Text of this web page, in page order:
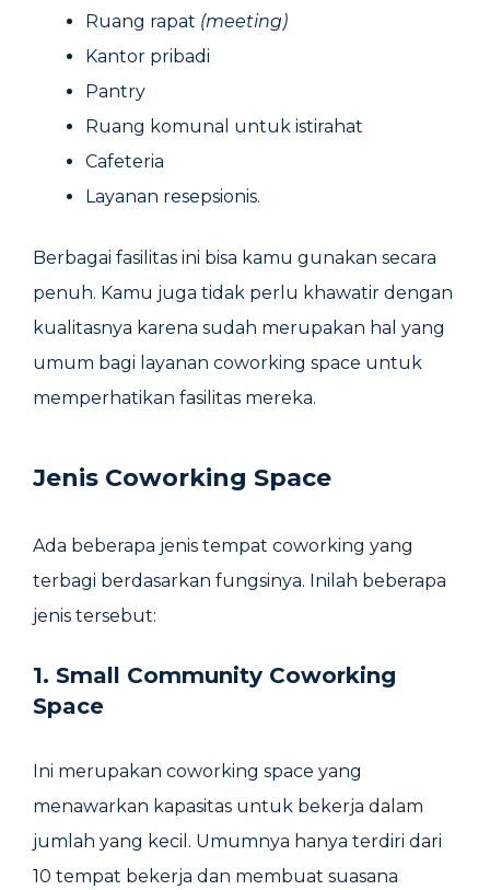
Ruang rapat (meeting)
Kantor pribadi
Pantry
Ruang komunal untuk istirahat
Cafeteria
Layanan resepsionis.
Berbagai fasilitas ini bisa kamu gunakan secara
penuh. Kamu juga tidak perlu khawatir dengan
kualitasnya karena sudah merupakan hal yang
umum bagi layanan coworking space untuk
memperhatikan fasilitas mereka.
Jenis Coworking Space
Ada beberapa jenis tempat coworking yang
terbagi berdasarkan fungsinya. Inilah beberapa
jenis tersebut:
1. Small Community Coworking
Space
Ini merupakan coworking space yang
menawarkan kapasitas untuk bekerja dalam
jumlah yang kecil. Umumnya hanya terdiri dari
10 tempat bekerja dan membuat suasana